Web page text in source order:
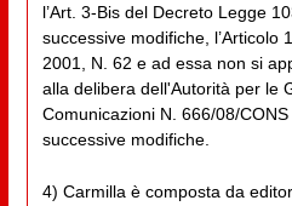
l’Art. 3-Bis del Decreto Legge
successive modifiche, l’Articolo
2001, N. 62 e ad essa non si
alla delibera dell'Autorità per le
Comunicazioni N. 666/08/
successive modifiche.
4) Carmilla è composta da